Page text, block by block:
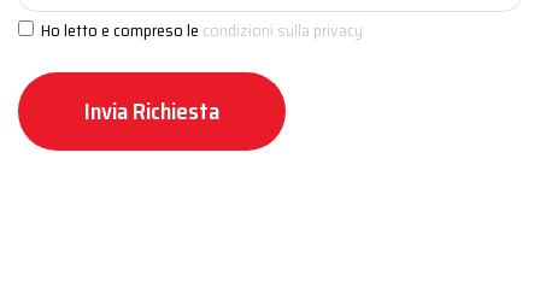
Ho letto e compreso le condizioni sulla privacy
Invia Richiesta